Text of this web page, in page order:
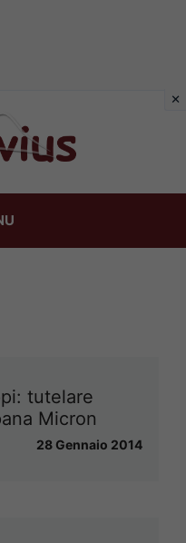
tutelare
Micron
28 Gennaio 2014